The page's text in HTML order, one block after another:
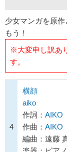
少女マンガを原
もう！
※大変申し訳あ
す。
4
横顔
aiko
作詞： AIKO
作曲： AIKO
編曲：遠藤